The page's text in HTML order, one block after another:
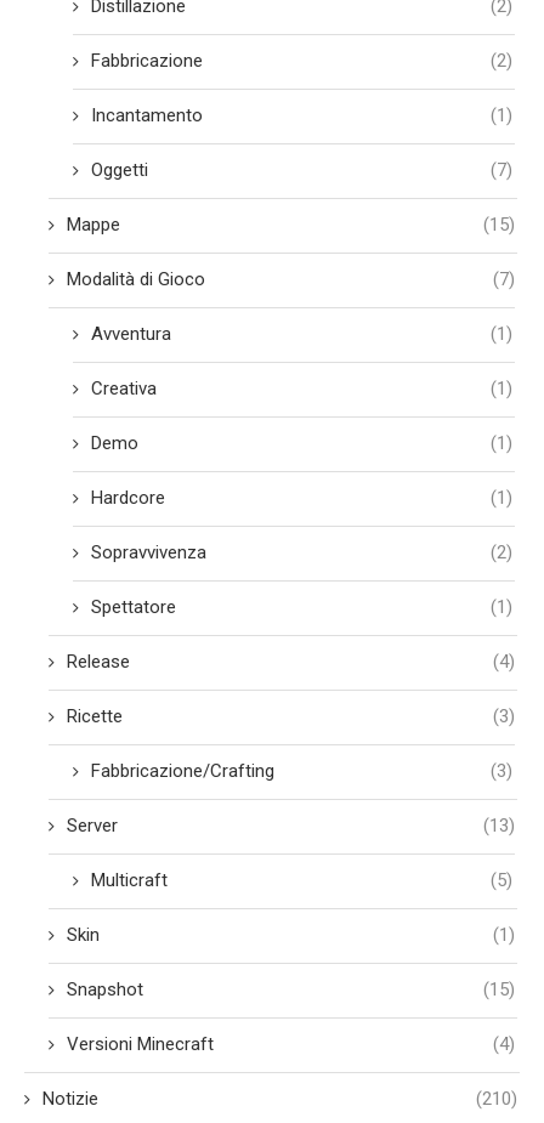
Distillazione (2)
Fabbricazione (2)
Incantamento (1)
Oggetti (7)
Mappe (15)
Modalità di Gioco (7)
Avventura (1)
Creativa (1)
Demo (1)
Hardcore (1)
Sopravvivenza (2)
Spettatore (1)
Release (4)
Ricette (3)
Fabbricazione/Crafting (3)
Server (13)
Multicraft (5)
Skin (1)
Snapshot (15)
Versioni Minecraft (4)
Notizie (210)